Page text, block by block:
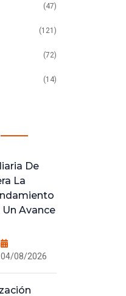
(47)
(121)
(72)
(14)
De
La
Avance
04/08/2026